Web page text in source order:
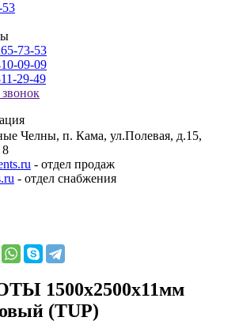
73-53
09-09
29-49
звонок
Челны, п. Кама, ул.Полевая, д.15,
8
- отдел продаж
- отдел снабжения
1500х2500х11мм
(TUP)